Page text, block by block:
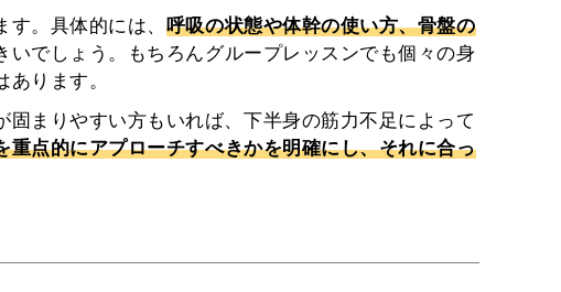
。具体的には、 呼吸の状態や体幹の使い方、骨盤の
いでしょう。もちろんグループレッスンでも個々の身
ります。
まりやすい方もいれば、下半身の筋力不足によって
点的にアプローチすべきかを明確にし、それに合っ